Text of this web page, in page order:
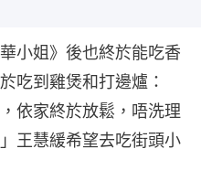
小姐》後也終於能吃香
吃到雞煲和打邊爐：
依家終於放鬆，唔洗理
王慧緩希望去吃街頭小